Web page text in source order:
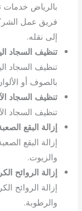
بالرياض خدمات
فريق عمل
إلى نقله.
تنظيف السجاد
تنظيف السجاد
بالصوف أو
تنظيف السجاد
تنظيف السجاد
إزالة البقع
إزالة البقع
والزيوت.
إزالة الروائح
إزالة الروائح
والرطوبة.